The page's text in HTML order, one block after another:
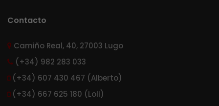
Contacto
Camiño Real, 40, 27003 Lugo
(+34) 982 283 033
(+34) 607 430 467 (Alberto)
(+34) 667 625 180 (Loli)